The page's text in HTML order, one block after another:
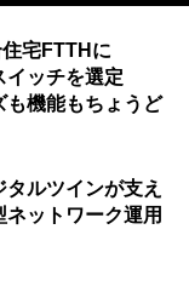
宅FTTHに
ッチを選定
も機能もちょうど
ルツインが支え
ットワーク運用